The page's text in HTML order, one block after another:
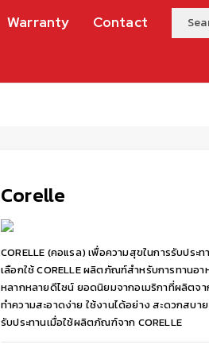
Warranty Contact
Corelle
CORELLE (คอแรล) เพื่อความสุขในการรับประ
เลือกใช้ CORELLE ผลิตภัณฑ์สำหรับการทานอา
หลากหลายดีไซน์ ยอดนิยมจากอเมริกาที่ผลิตจ
ทำความสะอาดง่าย ใช้งานได้อย่าง สะดวกสบา
รับประทานเมื่อใช้ผลิตภัณฑ์จาก CORELLE